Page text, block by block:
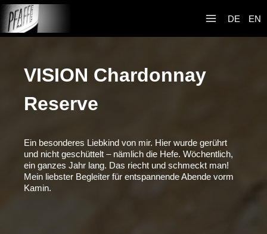
Zum
Inhalt
springen
DE EN
VISION Chardonnay
Reserve
Ein besonderes Liebkind von mir. Hier wurde gerührt
und nicht geschüttelt – nämlich die Hefe. Wöchentlich,
ein ganzes Jahr lang. Das riecht und schmeckt man!
Mein liebster Begleiter für entspannende Abende vorm
Kamin.